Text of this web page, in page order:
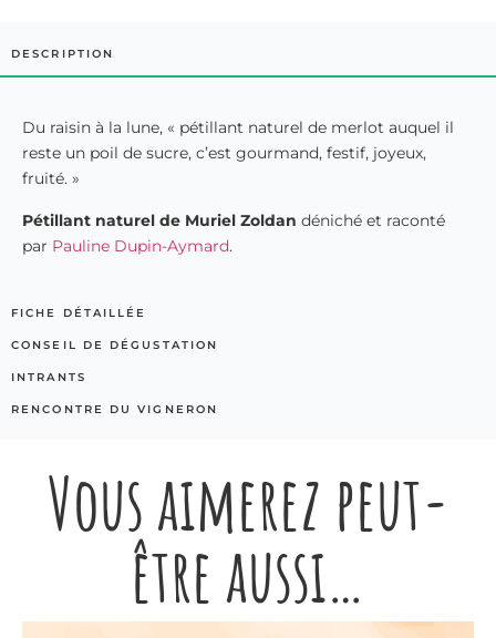
DESCRIPTION
Du raisin à la lune, « pétillant naturel de merlot auquel il
reste un poil de sucre, c’est gourmand, festif, joyeux,
fruité. »
Pétillant naturel de Muriel Zoldan déniché et raconté
par Pauline Dupin-Aymard.
FICHE DÉTAILLÉE
CONSEIL DE DÉGUSTATION
INTRANTS
RENCONTRE DU VIGNERON
Vous aimerez peut-
être aussi…